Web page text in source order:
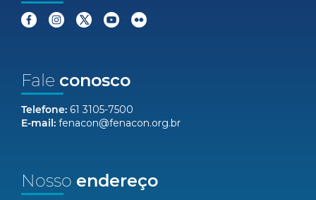
Fale conosco
Telefone: 61 3105-7500
E-mail: fenacon@fenacon.org.br
Nosso endereço